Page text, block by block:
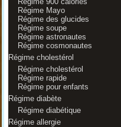
Régime Mayo
Régime des glucides
Régime soupe
Régime astronautes
Régime cosmonautes
Régime cholestérol
Régime cholestérol
Régime rapide
Régime pour enfants
Régime diabète
Régime diabétique
Régime allergie